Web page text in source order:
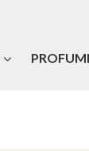
PROFUMI